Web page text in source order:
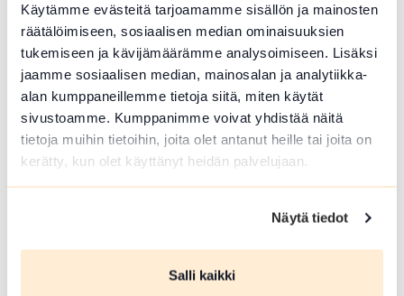
Käytämme evästeitä tarjoamamme sisällön ja mainosten
räätälöimiseen, sosiaalisen median ominaisuuksien
tukemiseen ja kävijämäärämme analysoimiseen. Lisäksi
jaamme sosiaalisen median, mainosalan ja analytiikka-
alan kumppaneillemme tietoja siitä, miten käytät
sivustoamme. Kumppanimme voivat yhdistää näitä
tietoja muihin tietoihin, joita olet antanut heille tai joita on
kerätty, kun olet käyttänyt heidän palvelujaan.
Näytä tiedot
Salli kaikki
Lue lisää tapahtumasta Opastetut